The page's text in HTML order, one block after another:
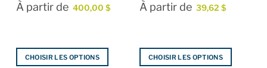
À partir de 400,00 $
CHOISIR LES OPTIONS
À partir de 39,62 $
CHOISIR LES OPTIONS